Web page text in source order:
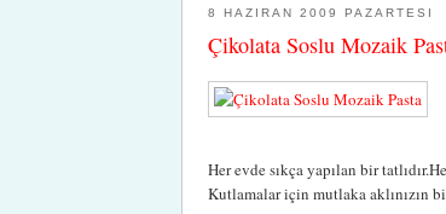
8 HAZIRAN 2009 PAZARTESI
Çikolata Soslu Mozaik
Her evde sıkça yapılan bir
Kutlamalar için mutlaka aklınızın